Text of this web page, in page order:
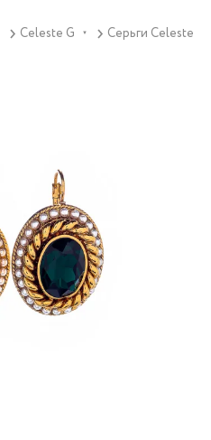
Celeste G ▼ Серьги Celeste